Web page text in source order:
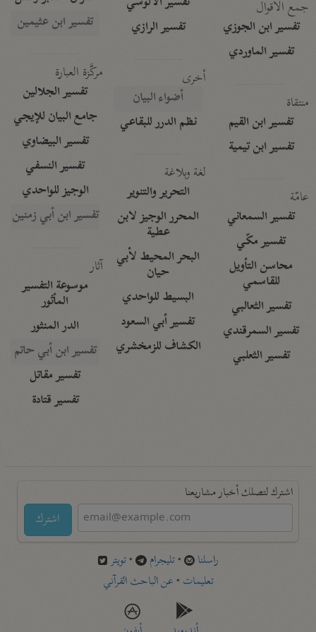
جمع الأقوال
تفسير ابن الجوزي
تفسير الماوردي
منتقاة
تفسير ابن القيم
تفسير ابن تيمية
عامّة
تفسير السمعاني
تفسير مكّي
محاسن التأويل
للقاسمي
تفسير الثعالبي
تفسير السمرقندي
تفسير الثعلبي
تفسير الرازي
أخرى
أضواء البيان
نظم الدرر للبقاعي
لغة وبلاغة
التحرير والتنوير
المحرر الوجيز لابن
عطية
البحر المحيط لأبي
حيان
البسيط للواحدي
تفسير أبي السعود
الكشاف للزمخشري
تفسير ابن عثيمين
مركَّزة العبارة
تفسير الجلالين
جامع البيان للإيجي
تفسير البيضاوي
تفسير النسفي
الوجيز للواحدي
تفسير ابن أبي زمنين
آثار
موسوعة التفسير
المأثور
الدر المنثور
تفسير ابن أبي حاتم
تفسير مقاتل
تفسير قتادة
اشترك لتصلك أخبار مشاريعنا
اشترك
راسلنا •تليجرام •تويتر
تعليمات •عن الباحث القرآني